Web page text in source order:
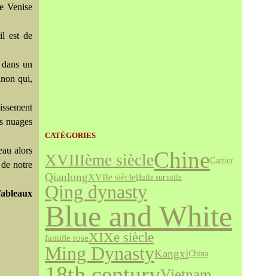
Venise
est de
un
qui,
nuages
alors
notre
CATÉGORIES
XVIIIème siècleChineCartier
QianlongXVIIe siècleHuile sur toile
Qing dynasty
Blue and White
famille roseXIXe siècle
Ming DynastyKangxiChina